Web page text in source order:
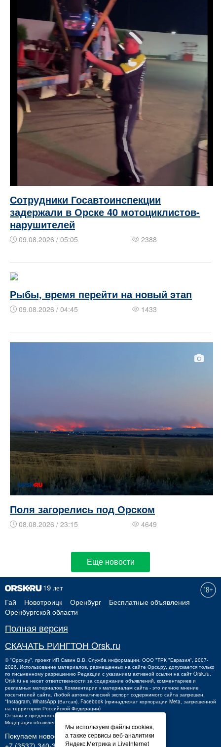
Сотрудники Госавтоинспекции
задержали в Орске 40 мотоциклистов-
нарушителей
09.08.2026 / 05:05 2388
Рыбы, время перейти на новый этап
09.08.2026 / 04:45 1433
Поля загорелись под Орском
08.08.2026 / 23:15 4649
Еще новости
Гай Новотроицк Оренбург
Бесплатные объявления
Оренбургской области
Полная версия
СКАЧАТЬ РИНГТОН Orsk.ru
©"Орск.ру", проект ИП Савин В.В. Служба информации: ООО "ТРК "Евразия", 2007-
2026. Использование материалов, размещенных на сайте Орск.ру, допускается только
по письменному разрешению Редакции с указанием активной ссылки на сайт Orsk.ru.
Orsk.ru не несет ответственности за содержание объявлений, комментариев и
рекламных материалов. Комментарии к материалам сайта - это личное мнение
посетителей сайта. Любой автоматический экспорт содержимого сайта запрещен.
*Instagram, WhatsApp (Ватсап), Facebook (принадлежат корпорации Meta, запрещенной
на территории Российской Федерации)
Отзывы и предложения о работе портала:
Модерация объявлений +7 (3537) 32-71-28
Покупаем новости:
Мы используем файлы cookies,
а также сервисы веб-аналитики
Яндекс.Метрика и LiveInternet